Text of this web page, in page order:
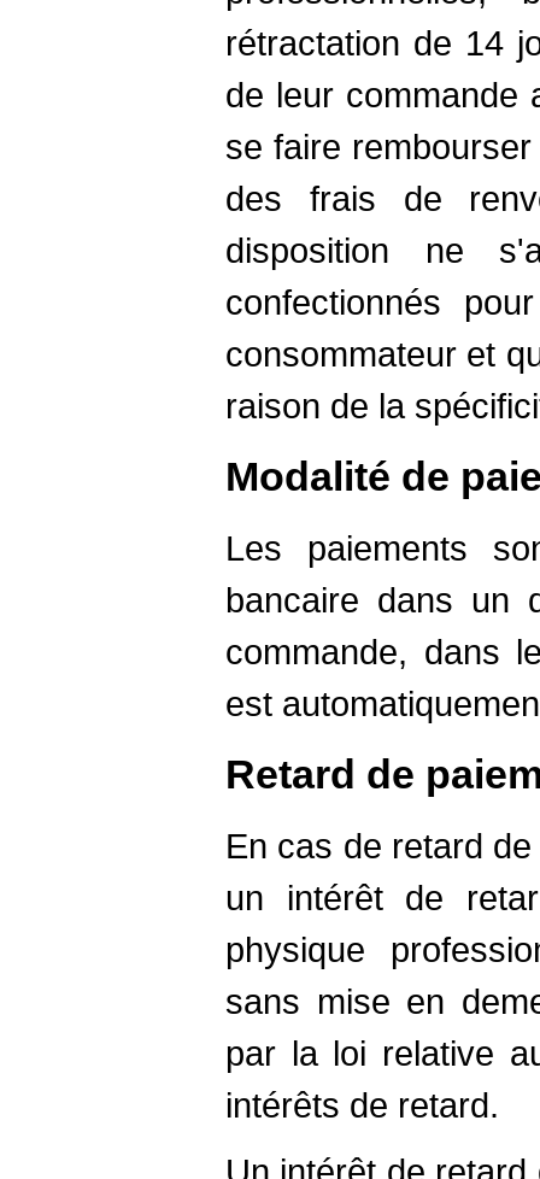
rétractation de 14
de leur commande
se faire
des frais de
disposition ne
confectionnés
consommateur et
raison de la
Modalité de
Les paiements
bancaire dans un
commande, dans
est
Retard de
En cas de retard
un intérêt de
physique
sans mise en
par la loi relative
intérêts de retard.